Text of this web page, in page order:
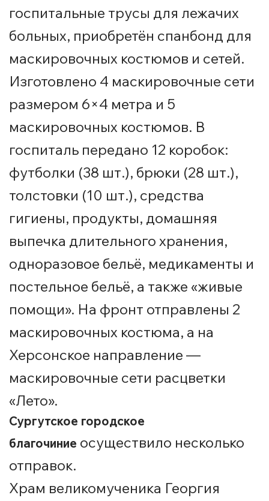
госпитальные трусы для лежачих
больных, приобретён спанбонд для
маскировочных костюмов и сетей.
Изготовлено 4 маскировочные сети
размером 6×4 метра и 5
маскировочных костюмов. В
госпиталь передано 12 коробок:
футболки (38 шт.), брюки (28 шт.),
толстовки (10 шт.), средства
гигиены, продукты, домашняя
выпечка длительного хранения,
одноразовое бельё, медикаменты и
постельное бельё, а также «живые
помощи». На фронт отправлены 2
маскировочных костюма, а на
Херсонское направление —
маскировочные сети расцветки
«Лето».
Сургутское городское
благочиние осуществило несколько
отправок.
Храм великомученика Георгия